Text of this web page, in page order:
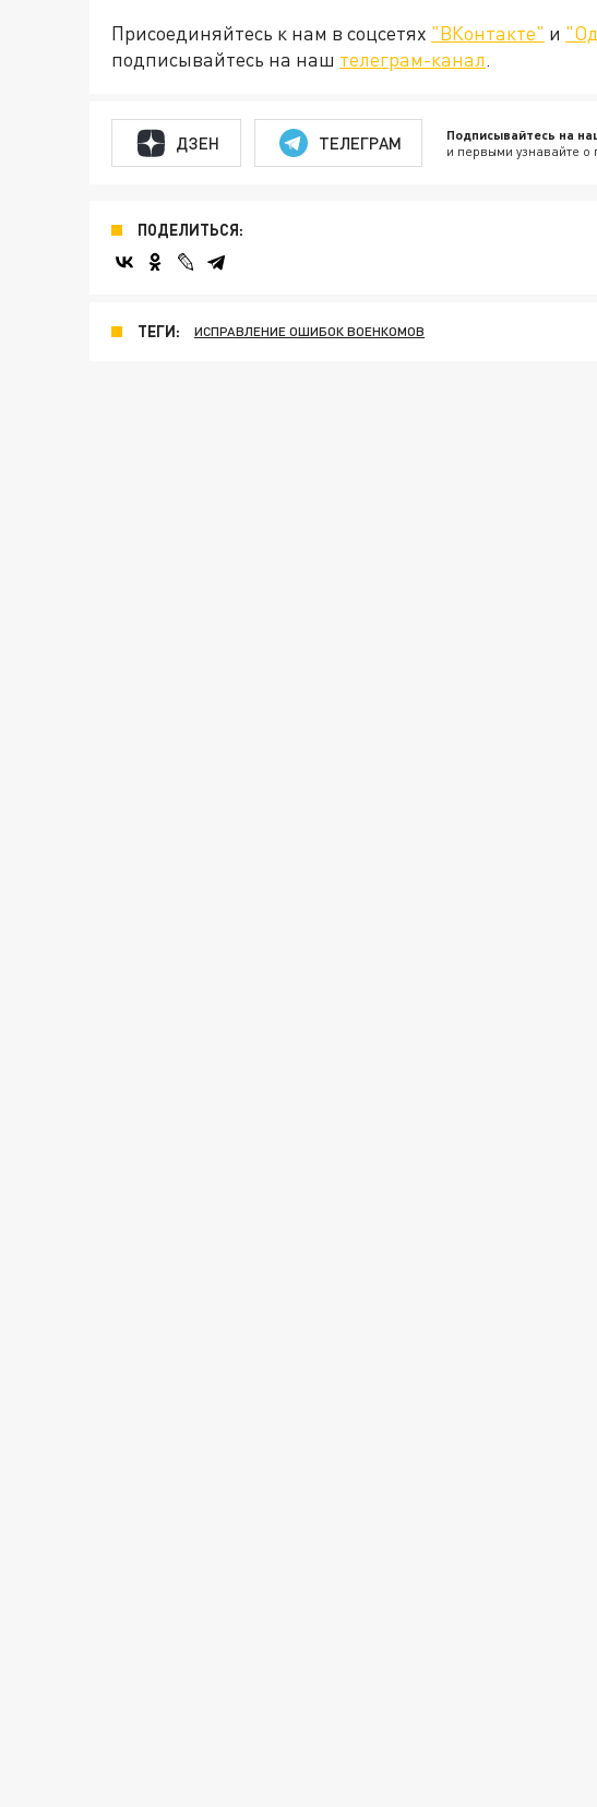
Присоединяйтесь к нам в соцсетях "ВКонтакте" и
подписывайтесь на наш телеграм-канал.
ДЗЕН ТЕЛЕГРАМ Подписывайтесь на
и первыми узнавайте о
ПОДЕЛИТЬСЯ:
ТЕГИ: ИСПРАВЛЕНИЕ ОШИБОК ВОЕНКОМОВ